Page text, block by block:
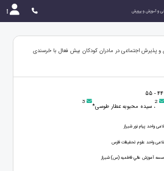
و آموزش و پرورش
و پذیرش اجتماعی در مادران کودکان بیش فعال با خرسندی
2، سیده محبوبه عطار طوسی* 3
واحد پیام نور شیراز
واحد علوم تحقیقات فارس
آموزش عالي فاطميه (س) شيراز